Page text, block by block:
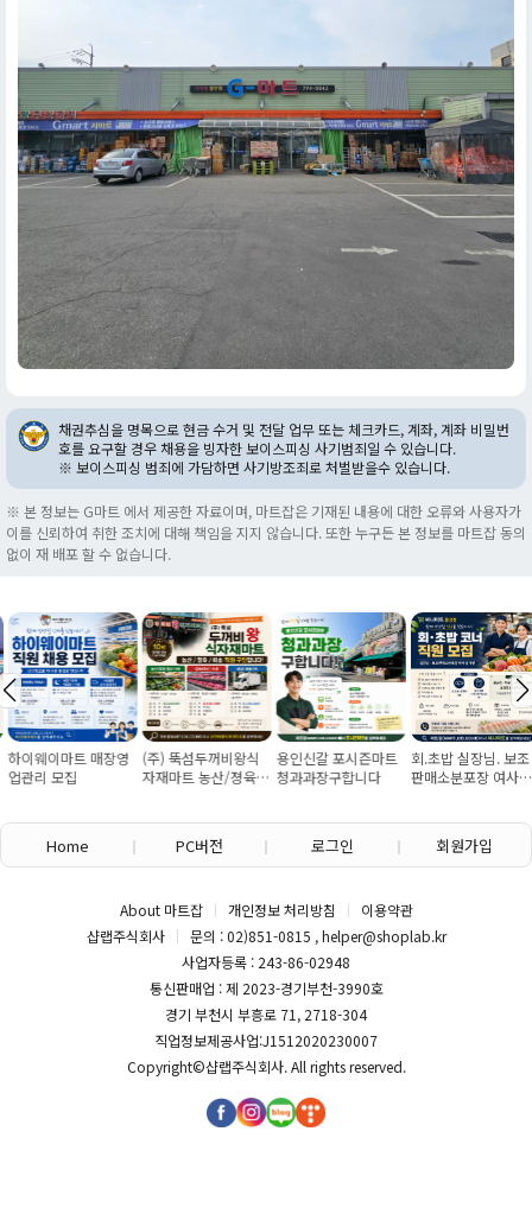
채권추심을 명목으로 현금 수거 및 전달 업무 또는 체크카드, 계좌, 계좌 비밀번
호를 요구할 경우 채용을 빙자한 보이스피싱 사기범죄일 수 있습니다.
※ 보이스피싱 범죄에 가담하면 사기방조죄로 처벌받을수 있습니다.
※ 본 정보는 G마트 에서 제공한 자료이며, 마트잡은 기재된 내용에 대한 오류와 사용자가
이를 신뢰하여 취한 조치에 대해 책임을 지지 않습니다. 또한 누구든 본 정보를 마트잡 동의
없이 재 배포 할 수 없습니다.
하이웨이마트 매장영
업관리 모집
(주) 뚝섬두꺼비왕식
자재마트 농산/졍육/
용인신갈 포시즌마트
청과과장구합니다
회.초밥 실장님. 보조
판매소분포장 여사님
Home PC버전 로그인 회원가입
About 마트잡 개인정보 처리방침
이용약관
샵랩주식회사
문의 : 02)851-0815 , helper@shoplab.kr
사업자등록 : 243-86-02948
통신판매업 : 제 2023-경기부천-3990호
경기 부천시 부흥로 71, 2718-304
직업정보제공사업:J1512020230007
Copyright©샵랩주식회사. All rights reserved.